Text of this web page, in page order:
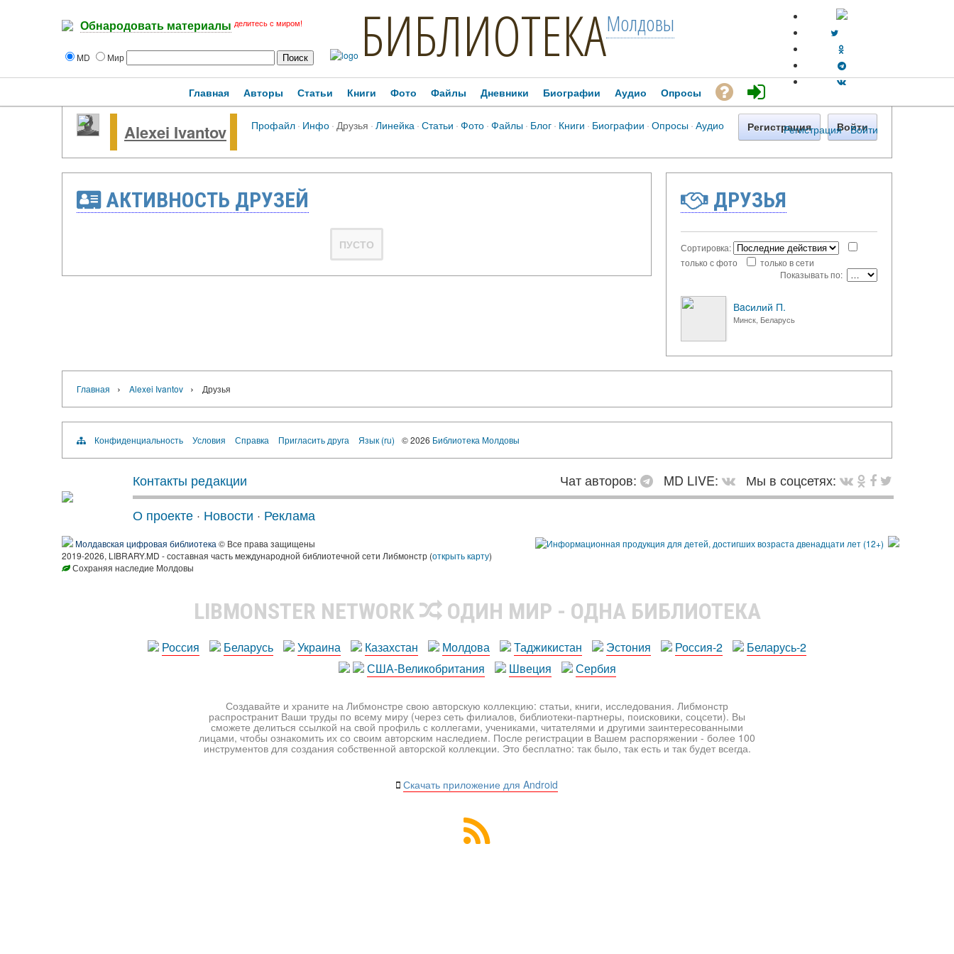
Обнародовать материалы делитесь с миром!
MD Мир БИБЛИОТЕКАМолдовы
Регистрация · Войти
Главная Авторы Статьи Книги Фото Файлы Дневники Биографии Аудио Опросы
Alexei Ivantov Профайл· Инфо· Друзья ·Линейка ·Статьи ·Фото·Файлы· Блог· Книги · Биографии ·Опросы·Аудио Регистрация Войти
АКТИВНОСТЬ ДРУЗЕЙ
ПУСТО
ДРУЗЬЯ
Сортировка:
только с фото
только в сети
Показывать по:
Вacилий П.
Минск, Беларусь
Главная › Alexei Ivantov › Друзья
Конфиденциальность Условия Справка Пригласить друга Язык (ru) © 2026 Библиотека Молдовы
Контакты редакции Чат авторов: MD LIVE:
Мы в соцсетях:
О проекте · Новости · Реклама
Молдавская цифровая библиотека © Все права защищены
2019-2026, LIBRARY.MD - составная часть международной библиотечной сети Либмонстр (открыть карту)
Сохраняя наследие Молдовы
LIBMONSTER NETWORK ОДИН МИР - ОДНА БИБЛИОТЕКА
Россия Беларусь Украина Казахстан Молдова Таджикистан Эстония Россия-2
Беларусь-2
США-Великобритания
Швеция Сербия
Создавайте и храните на Либмонстре свою авторскую коллекцию: статьи, книги, исследования. Либмонстр
распространит Ваши труды по всему миру (через сеть филиалов, библиотеки-партнеры, поисковики, соцсети). Вы
сможете делиться ссылкой на свой профиль с коллегами, учениками, читателями и другими заинтересованными
лицами, чтобы ознакомить их со своим авторским наследием. После регистрации в Вашем распоряжении - более 100
инструментов для создания собственной авторской коллекции. Это бесплатно: так было, так есть и так будет всегда.
Скачать приложение для Android